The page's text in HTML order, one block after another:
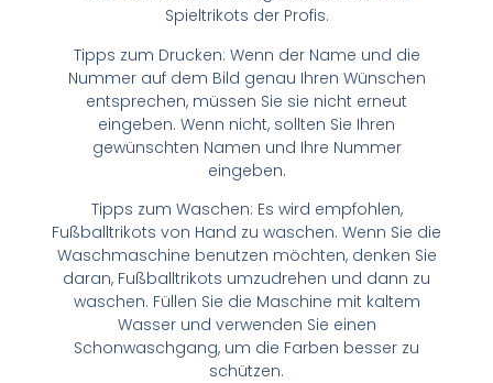
Spieltrikots der Profis.
Tipps zum Drucken: Wenn der Name und die
Nummer auf dem Bild genau Ihren Wünschen
entsprechen, müssen Sie sie nicht erneut
eingeben. Wenn nicht, sollten Sie Ihren
gewünschten Namen und Ihre Nummer
eingeben.
Tipps zum Waschen: Es wird empfohlen,
Fußballtrikots von Hand zu waschen. Wenn Sie die
Waschmaschine benutzen möchten, denken Sie
daran, Fußballtrikots umzudrehen und dann zu
waschen. Füllen Sie die Maschine mit kaltem
Wasser und verwenden Sie einen
Schonwaschgang, um die Farben besser zu
schützen.